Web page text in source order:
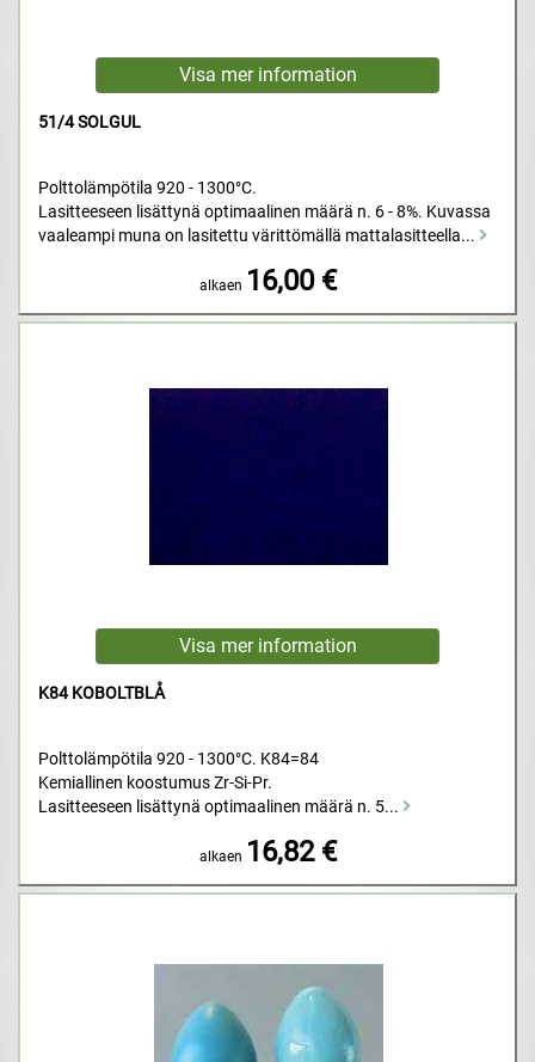
51/4 SOLGUL
Polttolämpötila 920 - 1300°C.
Lasitteeseen lisättynä optimaalinen määrä n. 6 - 8%. Kuvassa
vaaleampi muna on lasitettu värittömällä mattalasitteella...
alkaen 16,00 €
K84 KOBOLTBLÅ
Polttolämpötila 920 - 1300°C. K84=84
Kemiallinen koostumus Zr-Si-Pr.
Lasitteeseen lisättynä optimaalinen määrä n. 5...
alkaen 16,82 €